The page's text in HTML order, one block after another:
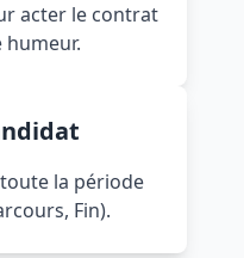
acter le contrat
humeur.
la période
Fin).